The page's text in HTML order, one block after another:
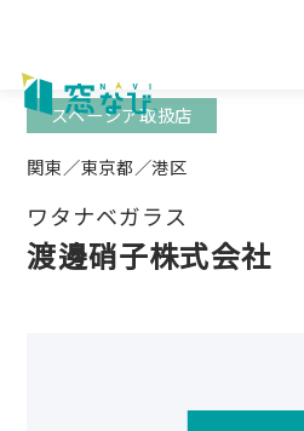
content
関東／東京都／港区
ワタナベガラス
渡邊硝子株式会社
スペーシア取扱店